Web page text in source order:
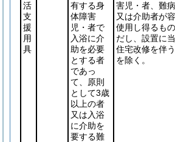
活
支
援
用
具
有する身
体障害
児・者で
入浴に介
助を必要
とする者
であっ
て、原則
として3歳
以上の者
又は入浴
に介助を
要する難
害児・者、難
又は介助者が
使用し得るも
だし、設置に
住宅改修を伴
を除く。